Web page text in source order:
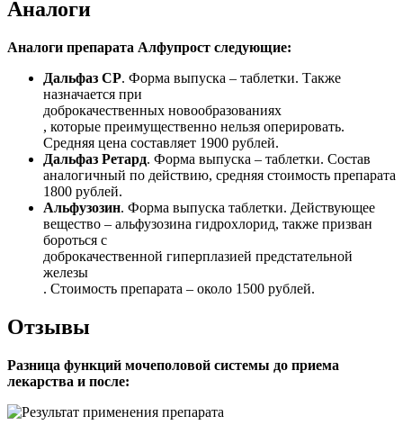
Аналоги
Аналоги препарата Алфупрост следующие:
Дальфаз СР. Форма выпуска – таблетки. Также
назначается при
доброкачественных новообразованиях
, которые преимущественно нельзя оперировать.
Средняя цена составляет 1900 рублей.
Дальфаз Ретард. Форма выпуска – таблетки. Состав
аналогичный по действию, средняя стоимость препарата
1800 рублей.
Альфузозин. Форма выпуска таблетки. Действующее
вещество – альфузозина гидрохлорид, также призван
бороться с
доброкачественной гиперплазией предстательной
железы
. Стоимость препарата – около 1500 рублей.
Отзывы
Разница функций мочеполовой системы до приема
лекарства и после: